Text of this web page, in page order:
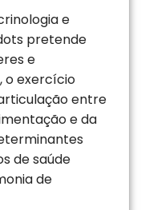
e
pretende
e
o exercício
entre
e da
de saúde
de